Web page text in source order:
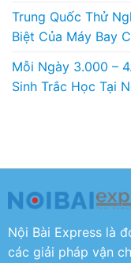
Trung Quốc Thử
Biệt Của Máy Bay
Mỗi Ngày 3.000 –
Sinh Trắc Học Tại
Nội Bài Express là
các giải pháp vận